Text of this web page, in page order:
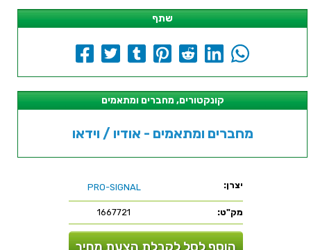
שתף
קונקטורים, מחברים ומתאמים
מחברים ומתאמים - אודיו / וידאו
יצרן: PRO-SIGNAL
מק"ט: 1667721